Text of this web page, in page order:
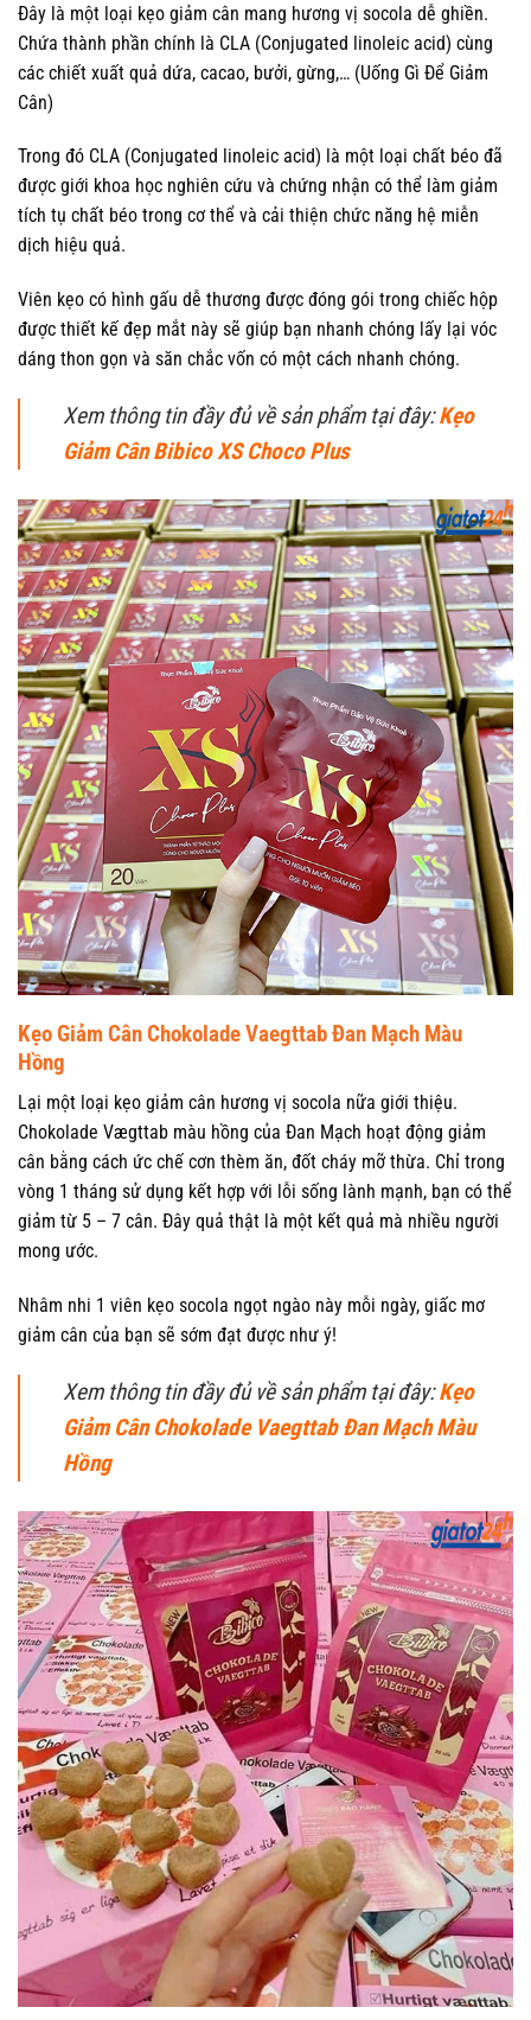
Đây là một loại kẹo giảm cân mang hương vị socola dễ ghiền.
Chứa thành phần chính là CLA (Conjugated linoleic acid) cùng
các chiết xuất quả dứa, cacao, bưởi, gừng,… (Uống Gì Để Giảm
Cân)
Trong đó CLA (Conjugated linoleic acid) là một loại chất béo đã
được giới khoa học nghiên cứu và chứng nhận có thể làm giảm
tích tụ chất béo trong cơ thể và cải thiện chức năng hệ miễn
dịch hiệu quả.
Viên kẹo có hình gấu dễ thương được đóng gói trong chiếc hộp
được thiết kế đẹp mắt này sẽ giúp bạn nhanh chóng lấy lại vóc
dáng thon gọn và săn chắc vốn có một cách nhanh chóng.
Xem thông tin đầy đủ về sản phẩm tại đây: Kẹo
Giảm Cân Bibico XS Choco Plus
Kẹo Giảm Cân Chokolade Vaegttab Đan Mạch Màu
Hồng
Lại một loại kẹo giảm cân hương vị socola nữa giới thiệu.
Chokolade Vægttab màu hồng của Đan Mạch hoạt động giảm
cân bằng cách ức chế cơn thèm ăn, đốt cháy mỡ thừa. Chỉ trong
vòng 1 tháng sử dụng kết hợp với lỗi sống lành mạnh, bạn có thể
giảm từ 5 – 7 cân. Đây quả thật là một kết quả mà nhiều người
mong ước.
Nhâm nhi 1 viên kẹo socola ngọt ngào này mỗi ngày, giấc mơ
giảm cân của bạn sẽ sớm đạt được như ý!
Xem thông tin đầy đủ về sản phẩm tại đây:Kẹo
Giảm Cân Chokolade Vaegttab Đan Mạch Màu
Hồng